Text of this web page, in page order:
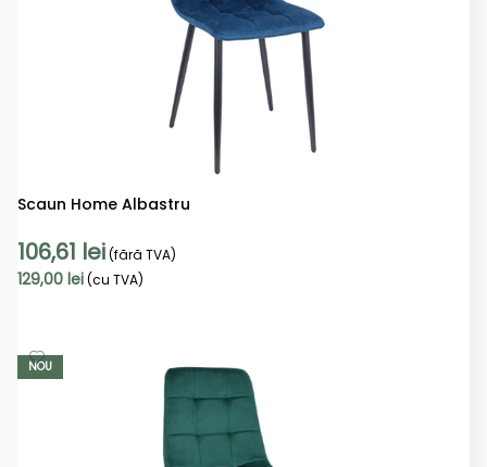
Scaun Home Albastru
106,61 lei(fără TVA)
129,00 lei(cu TVA)
NOU